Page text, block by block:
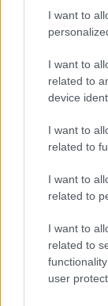
I want to
I want to
related to
device
I want to
related to
I want to
related to
I want to
related to
user
štolverky a
tvare
stromčeky za
socializmu!
Môj dom
Naozaj máte
bezpečí?
ste pred
skontrolovať